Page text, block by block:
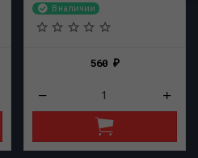
В наличии
560 ₽